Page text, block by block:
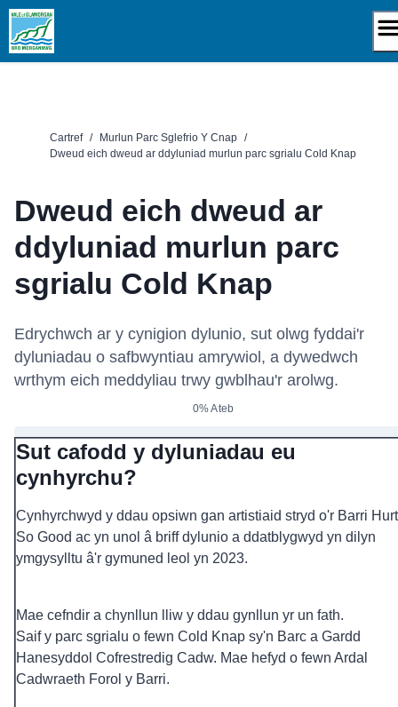
Neidio
cynnwys
Cartref / Murlun Parc Sglefrio Y Cnap /
Dweud eich dweud ar ddyluniad murlun parc sgrialu Cold Knap
Dweud eich dweud ar
ddyluniad murlun parc
sgrialu Cold Knap
Edrychwch ar y cynigion dylunio, sut olwg fyddai'r
dyluniadau o safbwyntiau amrywiol, a dywedwch
wrthym eich meddyliau trwy gwblhau'r arolwg.
0% Ateb
Sut cafodd y dyluniadau eu
cynhyrchu?
Cynhyrchwyd y ddau opsiwn gan artistiaid stryd o'r Barri
So Good ac yn unol â briff dylunio a ddatblygwyd yn dilyn
ymgysylltu â'r gymuned leol yn 2023.
Mae cefndir a chynllun lliw y ddau gynllun yr un fath.
Saif y parc sgrialu o fewn Cold Knap sy'n Barc a Gardd
Hanesyddol Cofrestredig Cadw. Mae hefyd o fewn Ardal
Cadwraeth Forol y Barri.